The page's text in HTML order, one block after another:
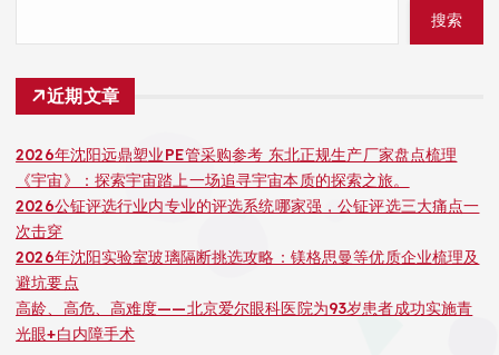
搜索
近期文章
2026年沈阳远鼎塑业PE管采购参考 东北正规生产厂家盘点梳理
《宇宙》：探索宇宙踏上一场追寻宇宙本质的探索之旅。
2026公钲评选行业内专业的评选系统哪家强，公钲评选三大痛点一
次击穿
2026年沈阳实验室玻璃隔断挑选攻略：镁格思曼等优质企业梳理及
避坑要点
高龄、高危、高难度——北京爱尔眼科医院为93岁患者成功实施青
光眼+白内障手术